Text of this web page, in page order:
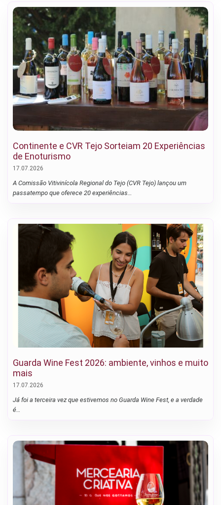
Continente e CVR Tejo Sorteiam 20 Experiências
de Enoturismo
17.07.2026
A Comissão Vitivinícola Regional do Tejo (CVR Tejo) lançou um
passatempo que oferece 20 experiências…
Guarda Wine Fest 2026: ambiente, vinhos e muito
mais
17.07.2026
Já foi a terceira vez que estivemos no Guarda Wine Fest, e a verdade
é…